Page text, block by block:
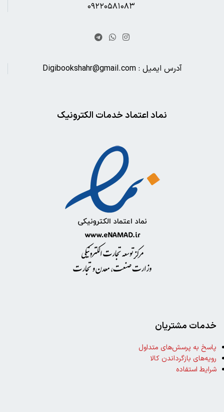
آدرس ایمیل : Digibookshahr@gmail.com
نماد اعتماد خدمات الکترونیک
خدمات مشتریان
پاسخ به پرسش‌های متداول
رویه‌های بازگرداندن کالا
شرایط استفاده